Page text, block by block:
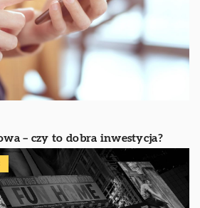
– czy to dobra inwestycja?